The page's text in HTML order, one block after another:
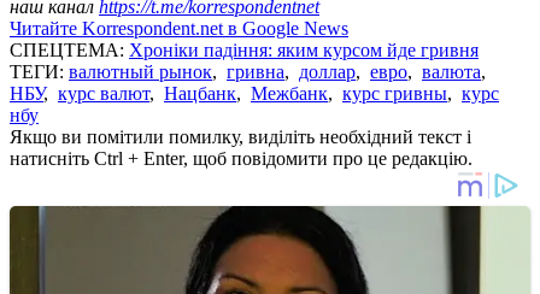
наш канал https://t.me/korrespondentnet
Читайте Korrespondent.net в Google News
СПЕЦТЕМА: Хроніки падіння: яким курсом йде гривня
ТЕГИ: валютный рынок, гривна, доллар, евро, валюта,
НБУ, курс валют, Нацбанк, Межбанк, курс гривны, курс
нбу
Якщо ви помітили помилку, виділіть необхідний текст і
натисніть Ctrl + Enter, щоб повідомити про це редакцію.